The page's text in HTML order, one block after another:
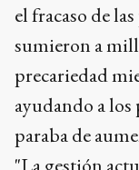
el fracaso de
sumieron a
precariedad
ayudando a
paraba de